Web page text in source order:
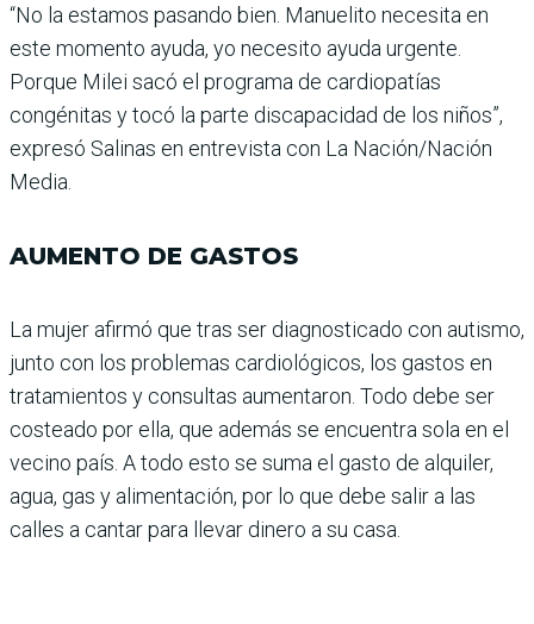
“No la estamos pasando bien. Manuelito necesita en
este momento ayuda, yo necesito ayuda urgente.
Porque Milei sacó el programa de cardiopa­tías
congénitas y tocó la parte discapacidad de los niños”,
expresó Salinas en entrevista con La Nación/Nación
Media.
AUMENTO DE GASTOS
La mujer afirmó que tras ser diagnosticado con autismo,
junto con los problemas cardiológicos, los gastos en
tratamientos y consultas aumentaron. Todo debe ser
costeado por ella, que además se encuentra sola en el
vecino país. A todo esto se suma el gasto de alquiler,
agua, gas y alimentación, por lo que debe salir a las
calles a cantar para llevar dinero a su casa.